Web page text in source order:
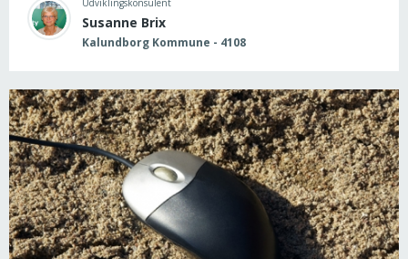
Udviklingskonsulent
Susanne Brix
Kalundborg Kommune - 4108